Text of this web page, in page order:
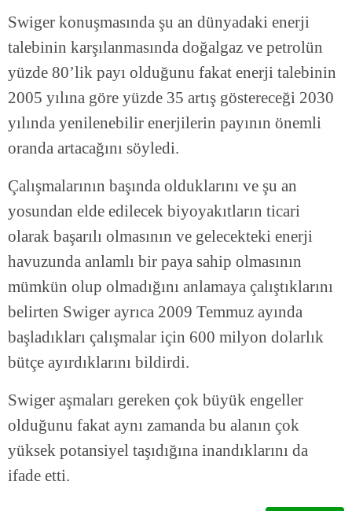
Swiger konuşmasında şu an dünyadaki enerji
talebinin karşılanmasında doğalgaz ve petrolün
yüzde 80’lik payı olduğunu fakat enerji talebinin
2005 yılına göre yüzde 35 artış göstereceği 2030
yılında yenilenebilir enerjilerin payının önemli
oranda artacağını söyledi.
Çalışmalarının başında olduklarını ve şu an
yosundan elde edilecek biyoyakıtların ticari
olarak başarılı olmasının ve gelecekteki enerji
havuzunda anlamlı bir paya sahip olmasının
mümkün olup olmadığını anlamaya çalıştıklarını
belirten Swiger ayrıca 2009 Temmuz ayında
başladıkları çalışmalar için 600 milyon dolarlık
bütçe ayırdıklarını bildirdi.
Swiger aşmaları gereken çok büyük engeller
olduğunu fakat aynı zamanda bu alanın çok
yüksek potansiyel taşıdığına inandıklarını da
ifade etti.